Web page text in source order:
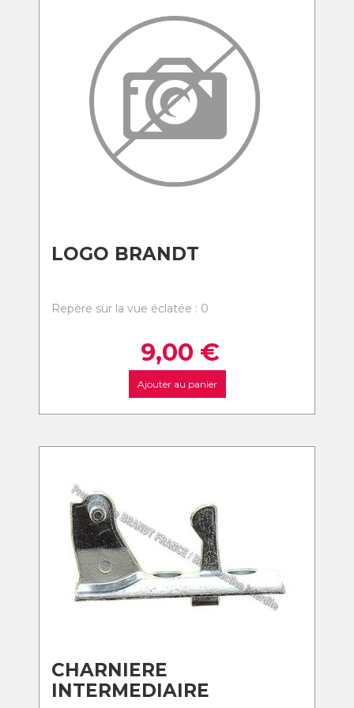
LOGO BRANDT
Repère sur la vue éclatée : 0
9,00 €
Ajouter au panier
CHARNIERE
INTERMEDIAIRE